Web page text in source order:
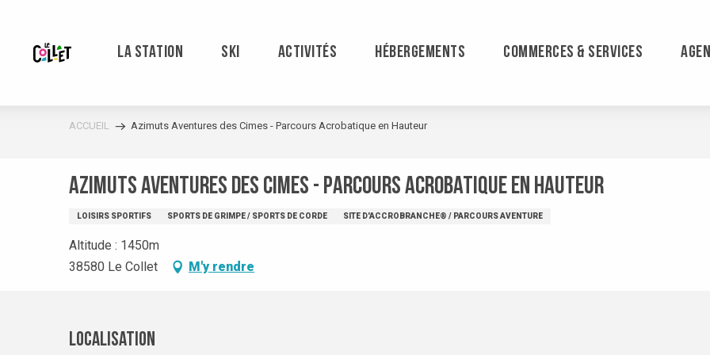
contenu
principal
LA STATION SKI ACTIVITÉS HÉBERGEMENTS COMMERCES & SERVICES
ACCUEIL Azimuts Aventures des Cimes - Parcours Acrobatique en Hauteur
Azimuts Aventures des Cimes - Parcours Acrobatique en Hauteur
LOISIRS SPORTIFS SPORTS DE GRIMPE / SPORTS DE CORDE SITE D'ACCROBRANCHE® / PARCOURS AVENTURE
Altitude : 1450m
38580 Le Collet
M'y rendre
Localisation